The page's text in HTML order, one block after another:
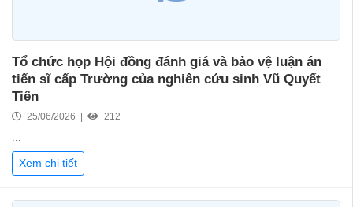
Tổ chức họp Hội đồng đánh giá và bảo vệ luận án
tiến sĩ cấp Trường của nghiên cứu sinh Vũ Quyết
Tiến
25/06/2026 | 212
...
Xem chi tiết